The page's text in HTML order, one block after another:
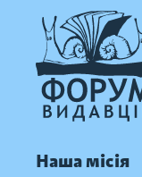
Наша місія